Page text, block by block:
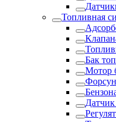
Топливная
Бак
Мотор